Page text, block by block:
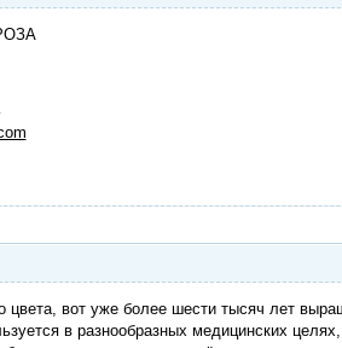
цвета, вот уже более шести тысяч лет
в разнообразных медицинских